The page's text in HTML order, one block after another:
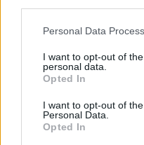
Please note that this
not limited to your visit or
grant or deny consent to
use your data for below
consent section.
Personal Data
I want to opt-out of
personal data.
Opted In
I want to opt-out of
Personal Data.
Opted In
Διαβάζονται αυτή τη
Η γαλάζια «θετική
2027 - Το
ΣΥΡΙΖΑ μελετούν